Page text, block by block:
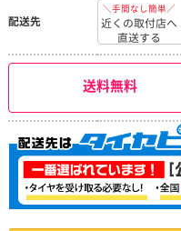
配送先
＼手間なし簡単／
近くの取付店へ
直送する
送料無料